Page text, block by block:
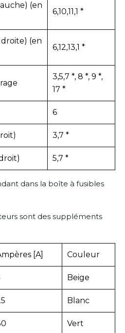
(en
6,10,11,1 *
droite) (en
6,12,13,1 *
3,5,7 *, 8 *, 9 *,
17 *
6
3,7 *
5,7 *
dans la boîte à fusibles
sont des suppléments
[A] Couleur
Beige
Blanc
Vert